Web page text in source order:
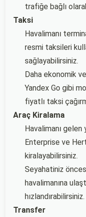
trafiğe bağlı
Taksi
Havalimanı
resmi taksileri
sağlayabilirsiniz.
Daha ekonomik
Yandex Go gibi
fiyatlı taksi
Araç Kiralama
Havalimanı
Enterprise ve
kiralayabilirsiniz.
Seyahatiniz
havalimanına
hızlandırabilirsiniz.
Transfer